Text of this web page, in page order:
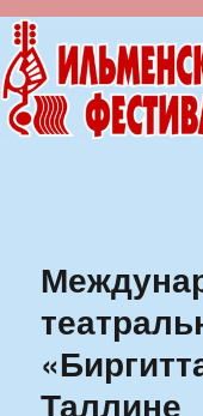
Ильменский
Таллине